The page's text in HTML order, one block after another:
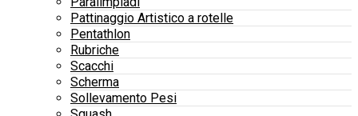
Pattinaggio Artistico a rotelle
Pentathlon
Rubriche
Scacchi
Scherma
Sollevamento Pesi